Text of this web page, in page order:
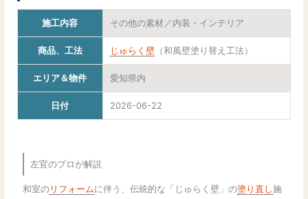
施工内容 その他の素材／内装・インテリア
商品、工法 じゅらく壁（和風壁塗り替え工法）
エリア＆物件 愛知県内
日付 2026-06-22
左官のプロが解説
和室のリフォームに伴う、伝統的な「じゅらく壁」の塗り直し施